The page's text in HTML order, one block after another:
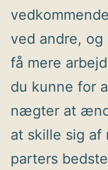
ved andre,
få mere
du kunne for
nægter at
at skille sig af
parters